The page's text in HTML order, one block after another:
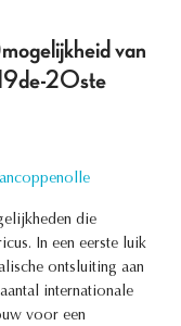
van
19de-20ste
die
In een eerste luik
ontsluiting aan
internationale
voor een